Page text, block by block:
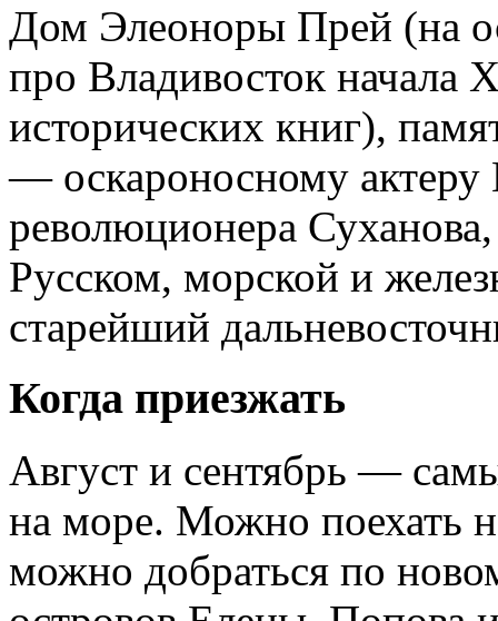
Дом Элеоноры Прей (на
про Владивосток начала
исторических книг),
— оскароносному
революционера
Русском, морской и
старейший
Когда приезжать
Август и сентябрь —
на море. Можно поехать
можно добраться по